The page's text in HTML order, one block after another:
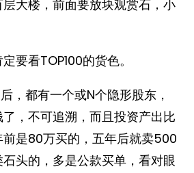
大楼，前面要放块观赏石，小
要看TOP100的货色。
，都有一个或N个隐形股东，
，不可追溯，而且投资产出比
是80万买的，五年后就卖500
头的，多是公款买单，看对眼